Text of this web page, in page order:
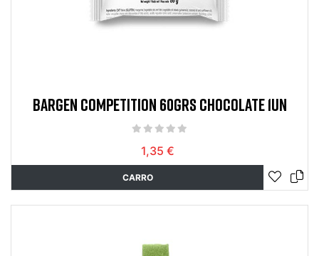
BARGEN COMPETITION 60GRS CHOCOLATE 1UN
1,35 €
CARRO